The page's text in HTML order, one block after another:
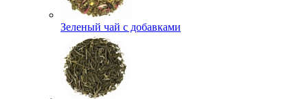
Зеленый чай с добавками